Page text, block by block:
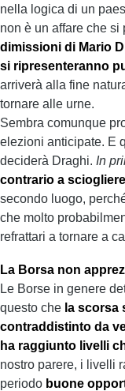
nella logica di un
non è un affare che
dimissioni di Mario
si ripresenteranno
arriverà alla fine
tornare alle urne.
Sembra comunque
elezioni anticipate. E
deciderà Draghi. In
contrario a
secondo luogo,
che molto
refrattari a tornare a
La Borsa non
Le Borse in genere
questo che la scorsa
contraddistinto da
ha raggiunto livelli
nostro parere, i livelli
periodo buone